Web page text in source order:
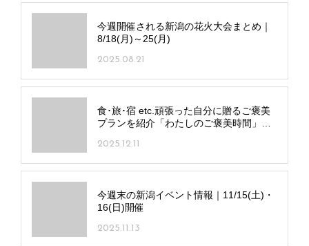
今週開催される新潟の花火大会まとめ｜
8/18(月)～25(月)
2025.08.21
食･旅･宿 etc.頑張った自分に贈るご褒美
プランを紹介「わたしのご褒美時間」～
2025.12.11
今週末の新潟イベント情報｜11/15(土)・
16(日)開催
2025.11.13